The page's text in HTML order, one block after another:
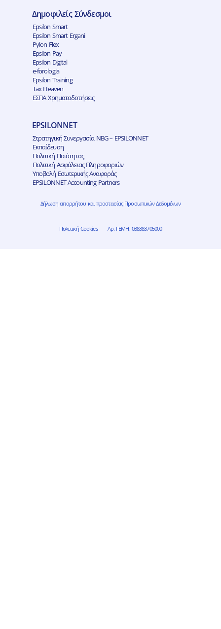
Δημοφιλείς Σύνδεσμοι
Epsilon Smart
Epsilon Smart Ergani
Pylon Flex
Epsilon Pay
Epsilon Digital
e-forologia
Epsilon Training
Tax Heaven
ΕΣΠΑ Χρηματοδοτήσεις
EPSILONNET
Στρατηγική Συνεργασία NBG – EPSILONNET
Εκπαίδευση
Πολιτική Ποιότητας
Πολιτική Ασφάλειας Πληροφοριών
Υποβολή Εσωτερικής Αναφοράς
EPSILONNET Accounting Partners
Δήλωση απορρήτου και προστασίας Προσωπικών Δεδομένων
Πολιτική Cookies Αρ. ΓΕΜΗ: 038383705000